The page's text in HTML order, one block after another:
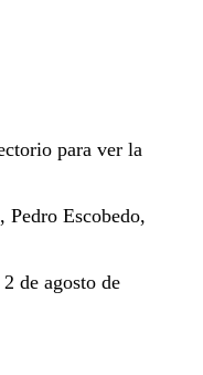
para ver la
Escobedo,
de agosto de